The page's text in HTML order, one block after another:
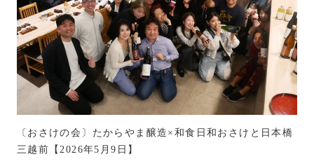
〔おさけの会〕たからやま醸造×和食日和おさけと日本橋
三越前【2026年5月9日】